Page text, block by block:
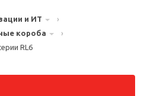
и ИТ
›
короба
›
RL6